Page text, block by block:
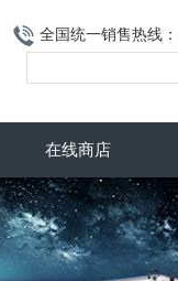
全国统一销售热线：
在线商店